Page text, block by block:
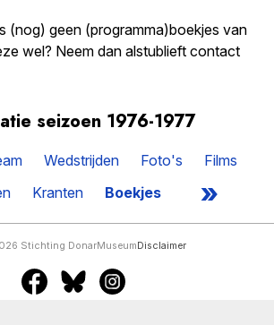
(nog) geen (programma)boekjes van
wel? Neem dan alstublieft contact
seizoen 1976-1977
Wedstrijden Foto's
Films
Kranten Boekjes »
Stichting DonarMuseum Disclaimer